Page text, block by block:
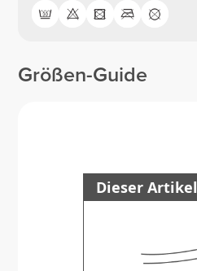
Größen-Guide
Dieser Artikel